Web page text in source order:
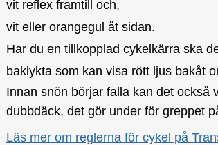
vit reflex framtill och,
vit eller orangegul åt sidan.
Har du en tillkopplad cykelkärra ska
baklykta som kan visa rött ljus bakåt
Innan snön börjar falla kan det också
dubbdäck, det gör under för greppet
Läs mer om reglerna för cykel på